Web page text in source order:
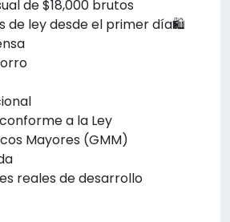
de $18,000 brutos
de ley desde el primer día🛍️
a la Ley
Mayores (GMM)
reales de desarrollo